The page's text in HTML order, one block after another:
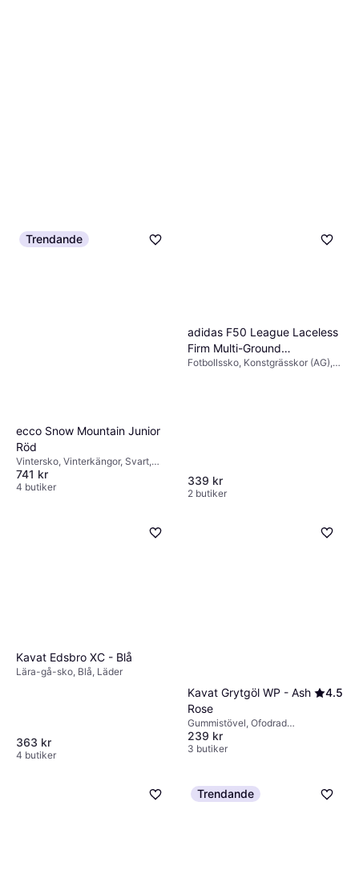
Trendande
ecco Snow Mountain Junior
Röd
Vintersko, Vinterkängor, Svart,
Röd, Nubuck, Läder
741 kr
4 butiker
adidas F50 League Laceless
Firm Multi-Ground
Fotbollsskor - Cloud
Fotbollssko, Konstgrässkor (AG),
339 kr
2 butiker
Kavat Edsbro XC - Blå
Lära-gå-sko, Blå, Läder
363 kr
4 butiker
Kavat Grytgöl WP - Ash
Rose
4.5
Gummistövel, Ofodrad
gummistövel, Rosa, Gummi
239 kr
3 butiker
Trendande